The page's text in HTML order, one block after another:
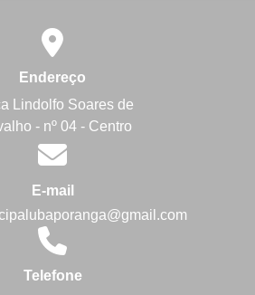
Endereço
Lindolfo Soares de
- nº 04 - Centro
E-mail
Telefone